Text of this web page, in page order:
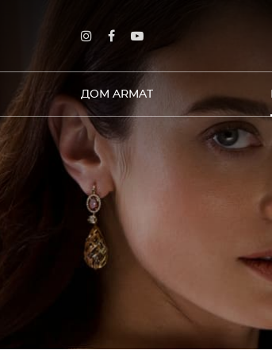
ДОМ ARMAT